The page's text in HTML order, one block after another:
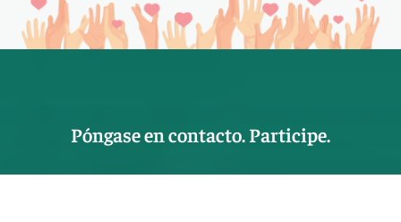
Póngase en contacto. Participe.